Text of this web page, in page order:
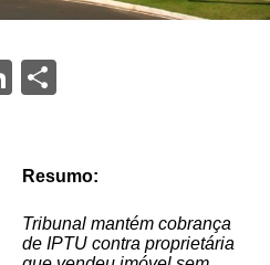
LinkedIn
Resumo:
Tribunal mantém cobrança
de IPTU contra proprietária